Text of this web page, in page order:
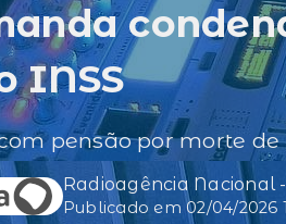
INSS
pensão por morte
Radioagência Nacional
Publicado em 02/04/2026